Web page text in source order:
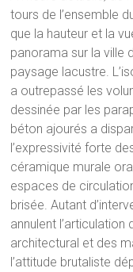
tours de l’ensemble
que la hauteur et la
panorama sur la ville
paysage lacustre.
a outrepassé les
dessinée par les
béton ajourés a
l’expressivité forte
céramique murale
espaces de
brisée. Autant
annulent l’articulation
architectural et des
l’attitude brutaliste